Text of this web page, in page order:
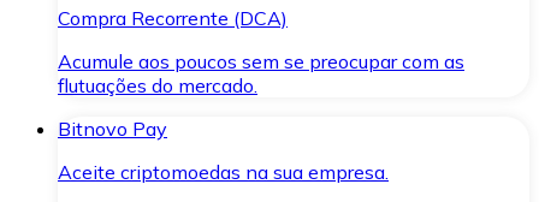
Compra Recorrente (DCA)
Acumule aos poucos sem se preocupar com as
flutuações do mercado.
Bitnovo Pay
Aceite criptomoedas na sua empresa.